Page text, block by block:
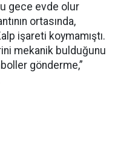
gece evde olur
ortasında,
işareti koymamıştı.
mekanik bulduğunu
gönderme,”